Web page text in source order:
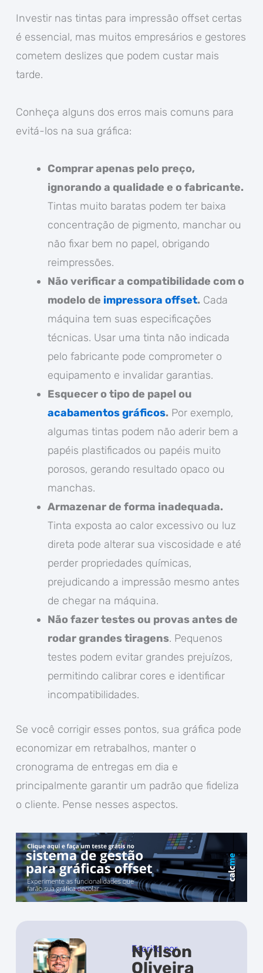
Investir nas tintas para impressão offset certas
é essencial, mas muitos empresários e gestores
cometem deslizes que podem custar mais
tarde.
Conheça alguns dos erros mais comuns para
evitá-los na sua gráfica:
Comprar apenas pelo preço,
ignorando a qualidade e o fabricante.
Tintas muito baratas podem ter baixa
concentração de pigmento, manchar ou
não fixar bem no papel, obrigando
reimpressões.
Não verificar a compatibilidade com o
modelo de impressora offset. Cada
máquina tem suas especificações
técnicas. Usar uma tinta não indicada
pelo fabricante pode comprometer o
equipamento e invalidar garantias.
Esquecer o tipo de papel ou
acabamentos gráficos. Por exemplo,
algumas tintas podem não aderir bem a
papéis plastificados ou papéis muito
porosos, gerando resultado opaco ou
manchas.
Armazenar de forma inadequada.
Tinta exposta ao calor excessivo ou luz
direta pode alterar sua viscosidade e até
perder propriedades químicas,
prejudicando a impressão mesmo antes
de chegar na máquina.
Não fazer testes ou provas antes de
rodar grandes tiragens. Pequenos
testes podem evitar grandes prejuízos,
permitindo calibrar cores e identificar
incompatibilidades.
Se você corrigir esses pontos, sua gráfica pode
economizar em retrabalhos, manter o
cronograma de entregas em dia e
principalmente garantir um padrão que fideliza
o cliente. Pense nesses aspectos.
Escrito por
Nyllson
Oliveira